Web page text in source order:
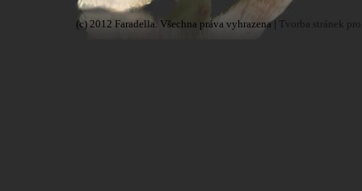
(c) 2012 Faradella. Všechna práva vyhrazena | Tvorba stránek